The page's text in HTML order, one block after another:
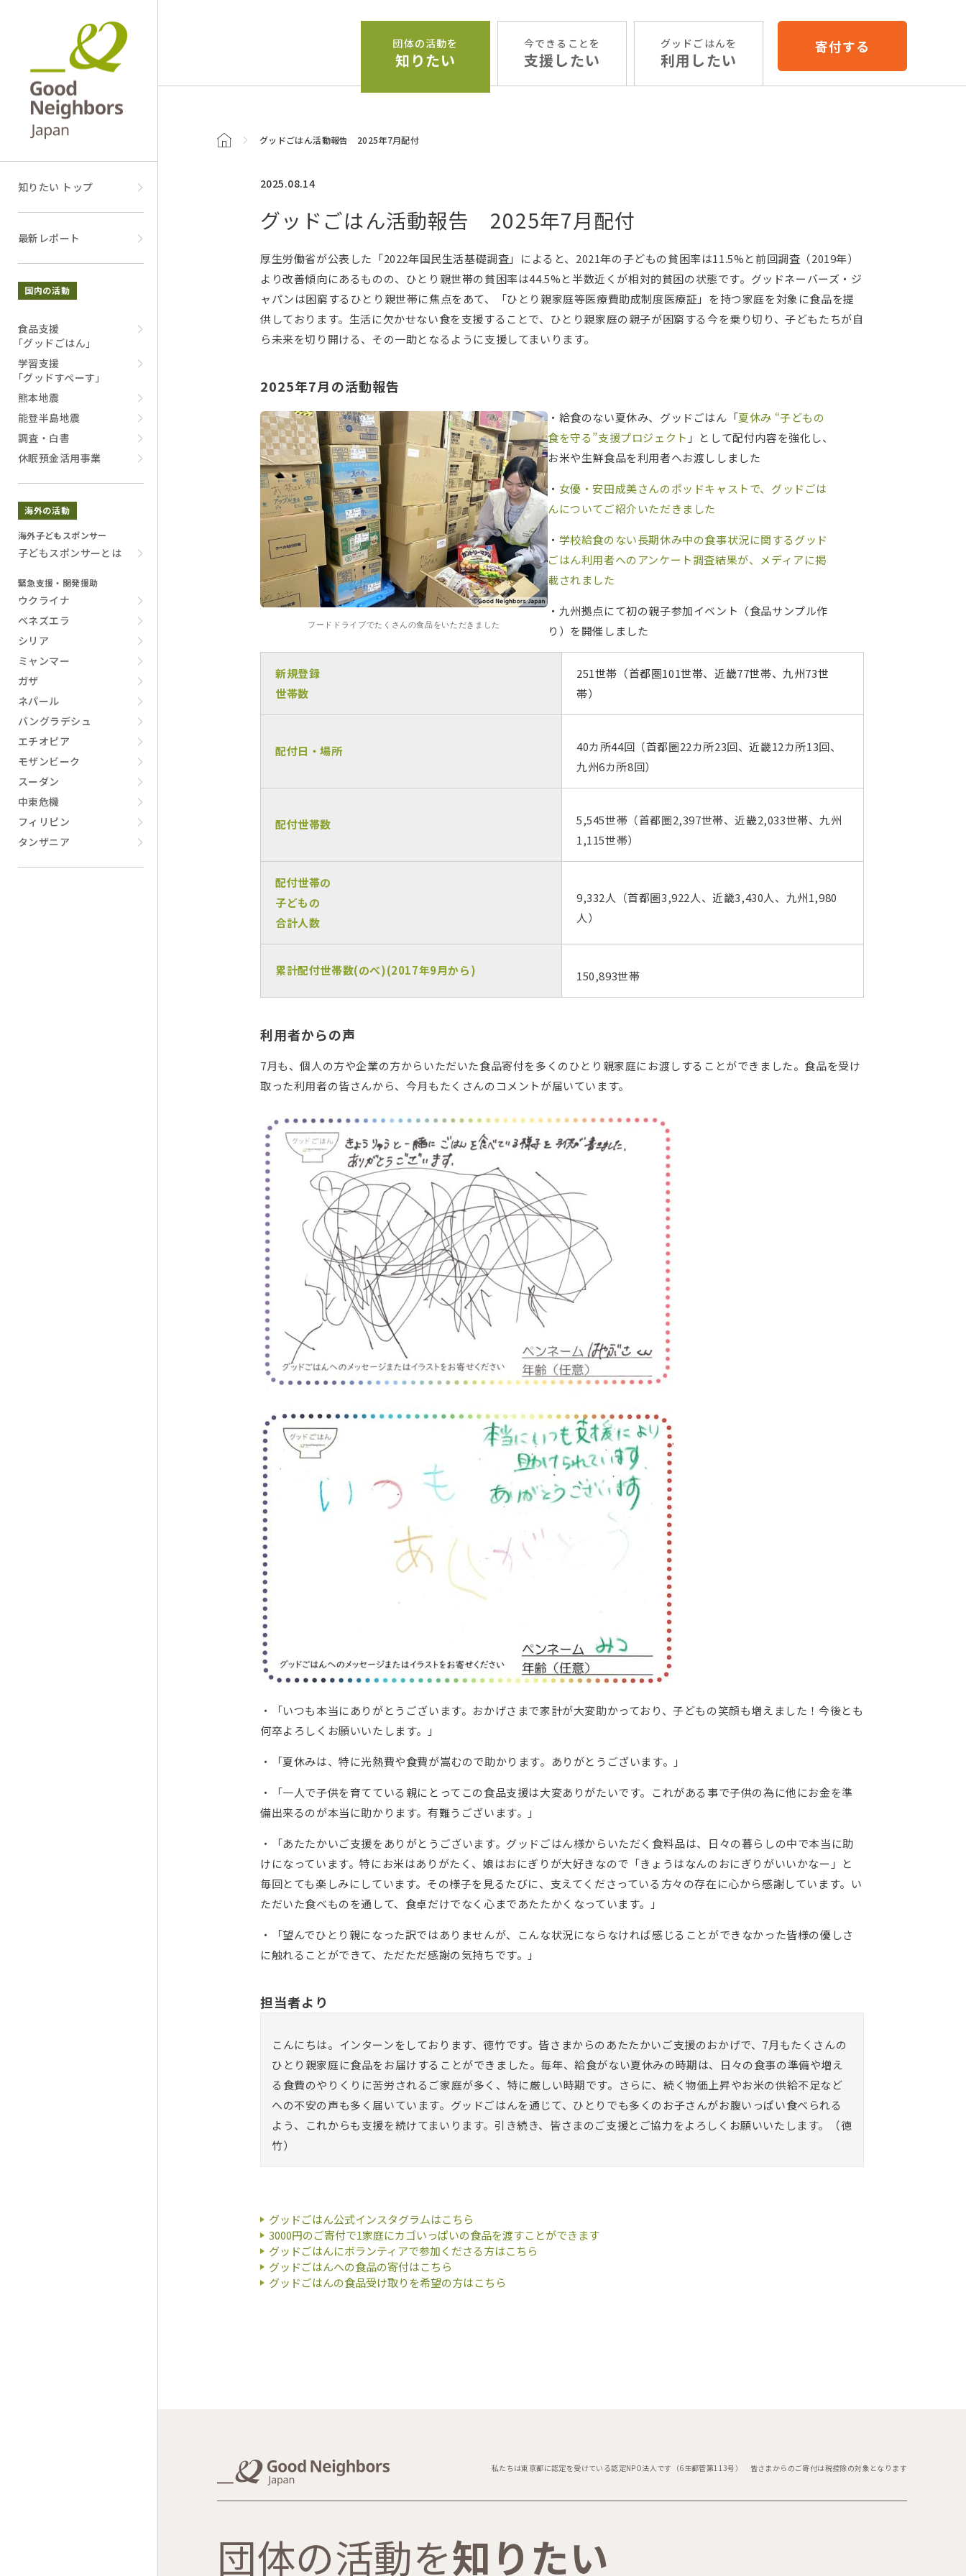
団体の活動を
知りたい
今できることを
支援したい
グッドごはんを
利用したい
寄付する
トップページグッドごはん活動報告 2025年7月配付
2025.08.14
グッドごはん活動報告 2025年7月配付
厚生労働省が公表した「2022年国民生活基礎調査」によると、2021年の子どもの貧困率は11.5%と前回調査（2019年）
より改善傾向にあるものの、ひとり親世帯の貧困率は44.5%と半数近くが相対的貧困の状態です。グッドネーバーズ・ジ
ャパンは困窮するひとり親世帯に焦点をあて、「ひとり親家庭等医療費助成制度医療証」を持つ家庭を対象に食品を提
供しております。生活に欠かせない食を支援することで、ひとり親家庭の親子が困窮する今を乗り切り、子どもたちが自
ら未来を切り開ける、その一助となるように支援してまいります。
2025年7月の活動報告
フードドライブでたくさんの食品をいただきました
・給食のない夏休み、グッドごはん「夏休み “子どもの
食を守る”支援プロジェクト 」として配付内容を強化し、
お米や生鮮食品を利用者へお渡ししました
・ 女優・安田成美さんのポッドキャストで、グッドごは
んについてご紹介いただきました
・ 学校給食のない長期休み中の食事状況に関するグッド
ごはん利用者へのアンケート調査結果が、メディアに掲
載されました
・九州拠点にて初の親子参加イベント（食品サンプル作
り）を開催しました
新規登録
世帯数
251世帯（首都圏101世帯、近畿77世帯、九州73世
帯）
配付日・場所
40カ所44回（首都圏22カ所23回、近畿12カ所13回、
九州6カ所8回）
配付世帯数
5,545世帯（首都圏2,397世帯、近畿2,033世帯、九州
1,115世帯）
配付世帯の
子どもの
合計人数
9,332人（首都圏3,922人、近畿3,430人、九州1,980
人）
累計配付世帯数(のべ)(2017年9月から) 150,893世帯
利用者からの声
7月も、個人の方や企業の方からいただいた食品寄付を多くのひとり親家庭にお渡しすることができました。食品を受け
取った利用者の皆さんから、今月もたくさんのコメントが届いています。
・「いつも本当にありがとうございます。おかげさまで家計が大変助かっており、子どもの笑顔も増えました！今後とも
何卒よろしくお願いいたします。」
・「夏休みは、特に光熱費や食費が嵩むので助かります。ありがとうございます。」
・「一人で子供を育てている親にとってこの食品支援は大変ありがたいです。これがある事で子供の為に他にお金を準
備出来るのが本当に助かります。有難うございます。」
・「あたたかいご支援をありがとうございます。グッドごはん様からいただく食料品は、日々の暮らしの中で本当に助
けになっています。特にお米はありがたく、娘はおにぎりが大好きなので「きょうはなんのおにぎりがいいかなー」と
毎回とても楽しみにしています。その様子を見るたびに、支えてくださっている方々の存在に心から感謝しています。い
ただいた食べものを通して、食卓だけでなく心まであたたかくなっています。」
・「望んでひとり親になった訳ではありませんが、こんな状況にならなければ感じることができなかった皆様の優しさ
に触れることができて、ただただ感謝の気持ちです。」
担当者より
こんにちは。インターンをしております、徳竹です。皆さまからのあたたかいご支援のおかげで、7月もたくさんの
ひとり親家庭に食品をお届けすることができました。毎年、給食がない夏休みの時期は、日々の食事の準備や増え
る食費のやりくりに苦労されるご家庭が多く、特に厳しい時期です。さらに、続く物価上昇やお米の供給不足など
への不安の声も多く届いています。グッドごはんを通じて、ひとりでも多くのお子さんがお腹いっぱい食べられる
よう、これからも支援を続けてまいります。引き続き、皆さまのご支援とご協力をよろしくお願いいたします。（徳
竹）
グッドごはん公式インスタグラムはこちら
3000円のご寄付で1家庭にカゴいっぱいの食品を渡すことができます
グッドごはんにボランティアで参加くださる方はこちら
グッドごはんへの食品の寄付はこちら
グッドごはんの食品受け取りを希望の方はこちら
知りたい トップ
最新レポート
国内の活動
食品支援
｢グッドごはん｣
学習支援
｢グッドすぺーす｣
熊本地震
能登半島地震
調査・白書
休眠預金活用事業
海外の活動
海外子どもスポンサー
子どもスポンサーとは
緊急支援・開発援助
ウクライナ
ベネズエラ
シリア
ミャンマー
ガザ
ネパール
バングラデシュ
エチオピア
モザンビーク
スーダン
中東危機
フィリピン
タンザニア
私たちは東京都に認定を受けている認定NPO法人です（6生都管第113号） 皆さまからのご寄付は税控除の対象となります
団体の活動を知りたい